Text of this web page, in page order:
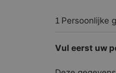
1 Persoonlijke
Vul eerst uw